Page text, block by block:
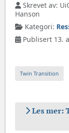
Skrevet av:
Hanson
Kategori:
Publisert 13.
Twin Transition
Les mer: